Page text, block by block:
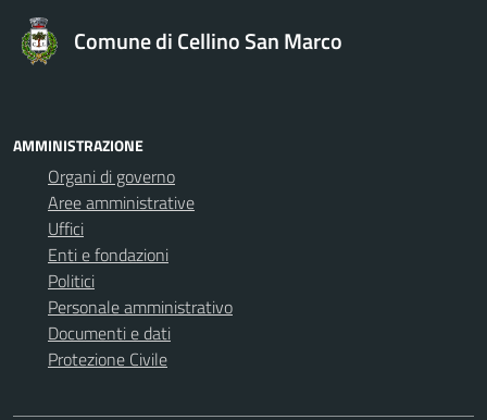
Comune di Cellino San Marco
AMMINISTRAZIONE
Organi di governo
Aree amministrative
Uffici
Enti e fondazioni
Politici
Personale amministrativo
Documenti e dati
Protezione Civile